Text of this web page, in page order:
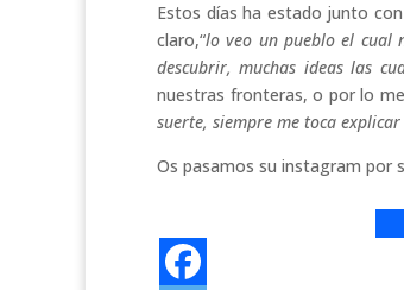
Estos días ha estado junto
claro,“lo veo un pueblo el cual
descubrir, muchas ideas las
nuestras fronteras, o por lo
suerte, siempre me toca
Os pasamos su instagram por